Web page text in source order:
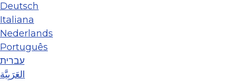
Deutsch
Italiana
Nederlands
Português
עברית
العَرَبِيَّة